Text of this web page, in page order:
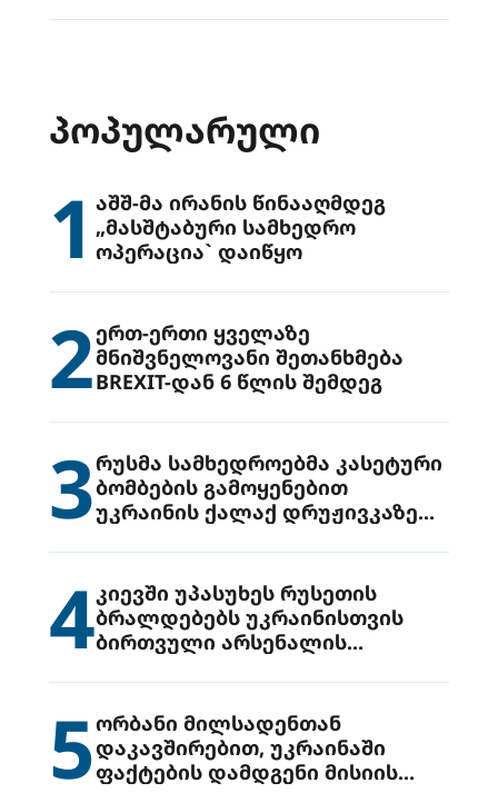
ᲞᲝᲞᲣᲚᲐᲠᲣᲚᲘ
1 აშშ-მა ირანის წინააღმდეგ
„მასშტაბური სამხედრო
ოპერაცია` დაიწყო
2ერთ-ერთი ყველაზე
მნიშვნელოვანი შეთანხმება
BREXIT-დან 6 წლის შემდეგ
3რუსმა სამხედროებმა კასეტური
ბომბების გამოყენებით
უკრაინის ქალაქ დრუჟივკაზე
4კიევში უპასუხეს რუსეთის
ბრალდებებს უკრაინისთვის
ბირთვული არსენალის
5ორბანი მილსადენთან
დაკავშირებით, უკრაინაში
ფაქტების დამდგენი მისიის